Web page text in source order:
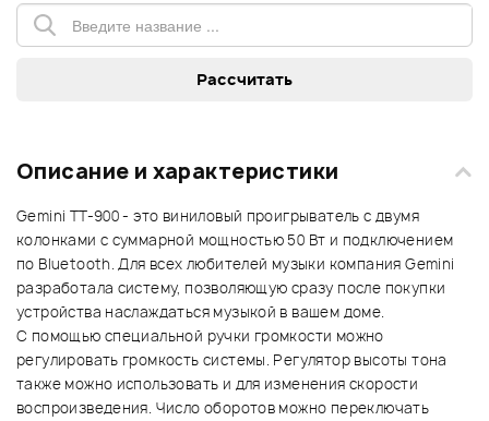
Описание и характеристики
Gemini TT-900 - это виниловый проигрыватель с двумя
колонками с суммарной мощностью 50 Вт и подключением
по Bluetooth. Для всех любителей музыки компания Gemini
разработала систему, позволяющую сразу после покупки
устройства наслаждаться музыкой в вашем доме.
С помощью специальной ручки громкости можно
регулировать громкость системы. Регулятор высоты тона
также можно использовать и для изменения скорости
воспроизведения. Число оборотов можно переключать